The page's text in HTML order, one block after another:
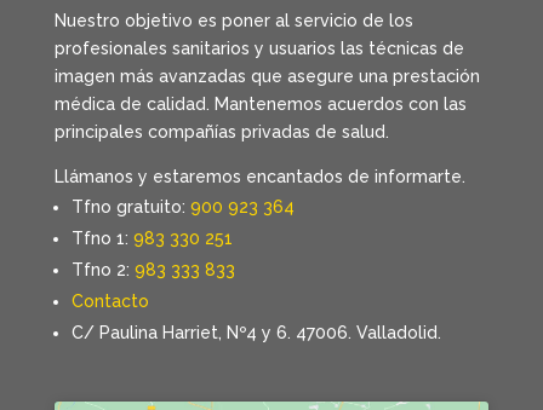
Nuestro objetivo es poner al servicio de los
profesionales sanitarios y usuarios las técnicas de
imagen más avanzadas que asegure una prestación
médica de calidad. Mantenemos acuerdos con las
principales compañías privadas de salud.
Llámanos y estaremos encantados de informarte.
Tfno gratuito: 900 923 364
Tfno 1: 983 330 251
Tfno 2: 983 333 833
Contacto
C/ Paulina Harriet, Nº4 y 6. 47006. Valladolid.